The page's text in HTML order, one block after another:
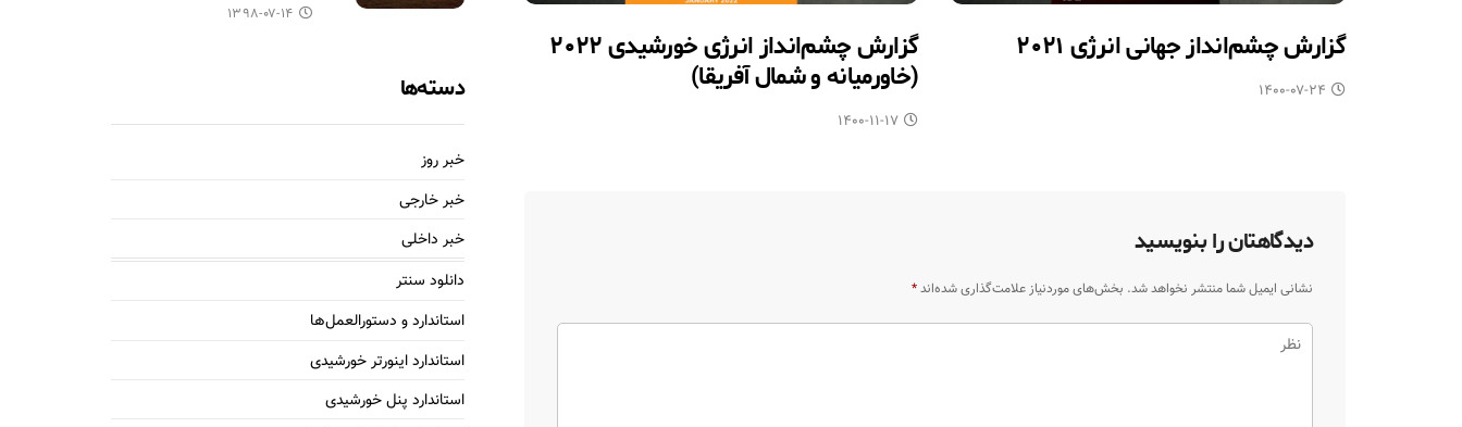
گزارش چشم‌انداز انرژی خورشیدی ۲۰۲۲
(خاورمیانه و شمال آفریقا)
۱۴۰۰-۱۱-۱۷
گزارش چشم‌انداز جهانی انرژی ۲۰۲۱
۱۴۰۰-۰۷-۲۴
دیدگاهتان را بنویسید
نشانی ایمیل شما منتشر نخواهد شد. بخش‌های موردنیاز علامت‌گذاری شده‌اند*
۱۳۹۸-۰۷-۱۴
دسته‌ها
خبر روز
خبر خارجی
خبر داخلی
دانلود سنتر
استاندارد و دستورالعمل‌ها
استاندارد اینورتر خورشیدی
استاندارد پنل خورشیدی